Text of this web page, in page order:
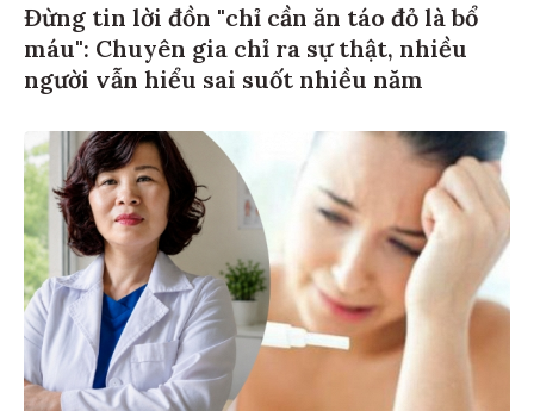
Đừng tin lời đồn "chỉ cần ăn táo đỏ là bổ
máu": Chuyên gia chỉ ra sự thật, nhiều
người vẫn hiểu sai suốt nhiều năm